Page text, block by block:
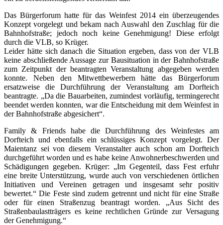
Das Bürgerforum hatte für das Weinfest 2014 ein überzeugendes
Konzept vorgelegt und bekam nach Auswahl den Zuschlag für die
Bahnhofstraße; jedoch noch keine Genehmigung! Diese erfolgt
durch die VLB, so Krüger.
Leider hätte sich danach die Situation ergeben, dass von der VLB
keine abschließende Aussage zur Bausituation in der Bahnhofstraße
zum Zeitpunkt der beantragten Veranstaltung abgegeben werden
konnte. Neben den Mitwettbewerbern hätte das Bürgerforum
ersatzweise die Durchführung der Veranstaltung am Dorfteich
beantragte. „Da die Bauarbeiten, zumindest vorläufig, termingerecht
beendet werden konnten, war die Entscheidung mit dem Weinfest in
der Bahnhofstraße abgesichert“.
Family & Friends habe die Durchführung des Weinfestes am
Dorfteich und ebenfalls ein schlüssiges Konzept vorgelegt. Der
Maientanz sei von diesem Veranstalter auch schon am Dorfteich
durchgeführt worden und es habe keine Anwohnerbeschwerden und
Schädigungen gegeben. Krüger: „Im Gegenteil, dass Fest erfuhr
eine breite Unterstützung, wurde auch von verschiedenen örtlichen
Initiativen und Vereinen getragen und insgesamt sehr positiv
bewertet.“ Die Feste sind zudem getrennt und nicht für eine Straße
oder für einen Straßenzug beantragt worden. „Aus Sicht des
Straßenbaulastträgers es keine rechtlichen Gründe zur Versagung
der Genehmigung.“